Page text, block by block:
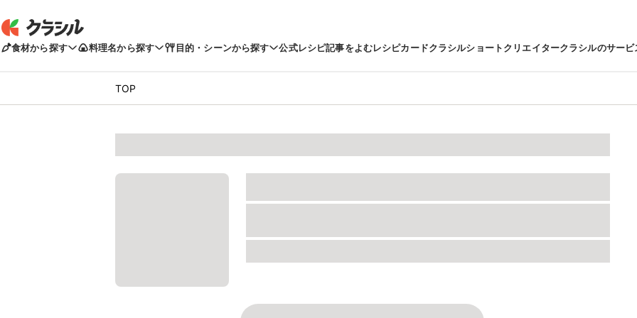
食材から探す 料理名から探す 目的・シーンから探す 公式レシピ記事をよむレシピカードクラシルショートクリエイタークラシルのサービ
TOP